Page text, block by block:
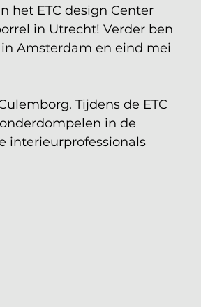
het ETC design Center
in Utrecht! Verder ben
Amsterdam en eind mei
Tijdens de ETC
in de
interieurprofessionals